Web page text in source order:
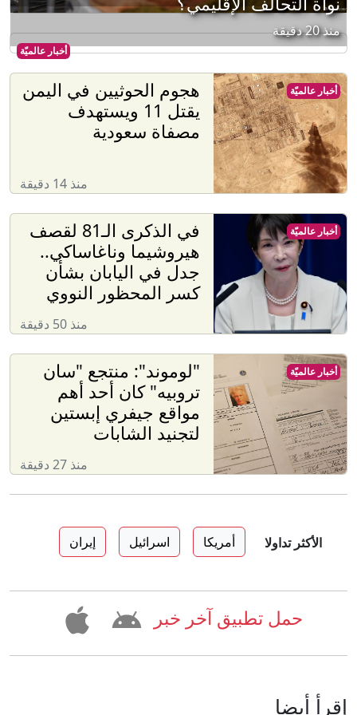
أخبار عالميّة
منذ 20 دقيقة
هجوم الحوثيين في اليمن
يقتل 11 ويستهدف
مصفاة سعودية
منذ 14 دقيقة
أخبار عالميّة
في الذكرى الـ81 لقصف
هيروشيما وناغاساكي..
جدل في اليابان بشأن
كسر المحظور النووي
منذ 50 دقيقة
أخبار عالميّة
"لوموند": منتجع "سان
تروبيه" كان أحد أهم
مواقع جيفري إبستين
لتجنيد الشابات
منذ 27 دقيقة
أخبار عالميّة
الأكثر تداولا أمريكا اسرائيل إيران
حمل تطبيق آخر خبر
إقرأ أيضا